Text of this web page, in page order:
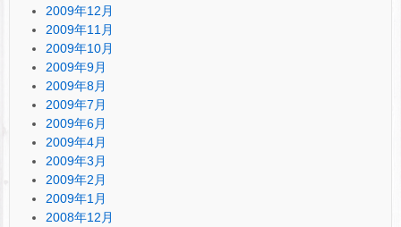
2009年12月
2009年11月
2009年10月
2009年9月
2009年8月
2009年7月
2009年6月
2009年4月
2009年3月
2009年2月
2009年1月
2008年12月